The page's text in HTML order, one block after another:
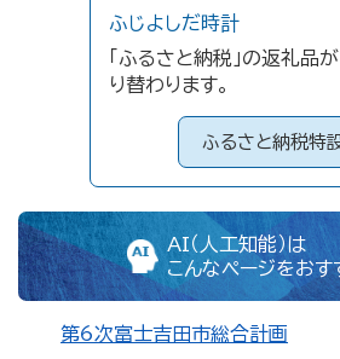
ふじよしだ時計
「ふるさと納税」の返礼品
り替わります。
ふるさと納税特
AI（人工知能）は
こんなページをおす
第6次富士吉田市総合計画